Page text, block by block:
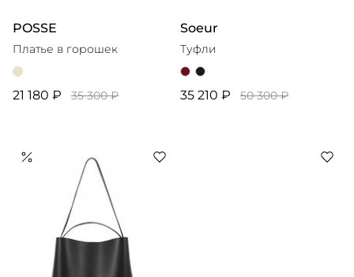
POSSE
Платье в горошек
21 180 ₽ 35 300 ₽
Soeur
Туфли
35 210 ₽ 50 300 ₽